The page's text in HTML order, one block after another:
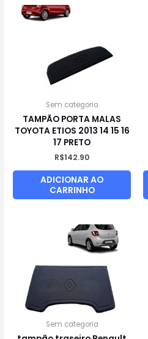
Sem categoria
TAMPÃO PORTA MALAS
TOYOTA ETIOS 2013 14 15 16
17 PRETO
R$142.90
ADICIONAR AO
CARRINHO
Sem categoria